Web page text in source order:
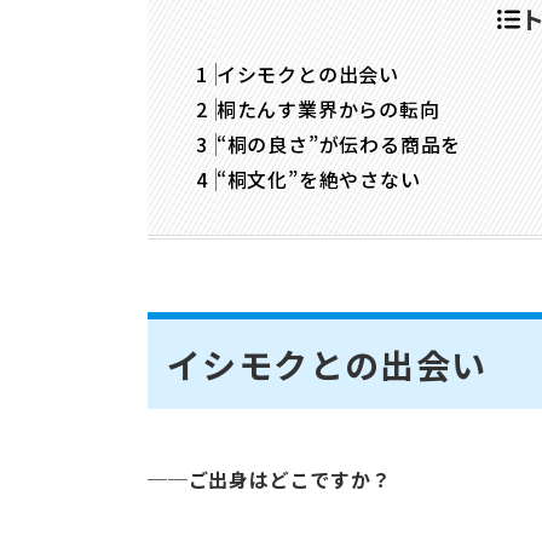
イシモクとの出会い
桐たんす業界からの転向
“桐の良さ”が伝わる商品を
“桐文化”を絶やさない
イシモクとの出会い
──ご出身はどこですか？